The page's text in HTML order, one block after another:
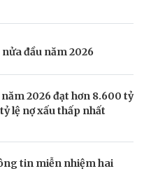
đầu năm 2026
2026 đạt hơn 8.600 tỷ
lệ nợ xấu thấp nhất
tin miễn nhiệm hai